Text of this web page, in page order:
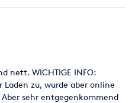
nett. WICHTIGE INFO:
zu, wurde aber online
sehr entgegenkommend